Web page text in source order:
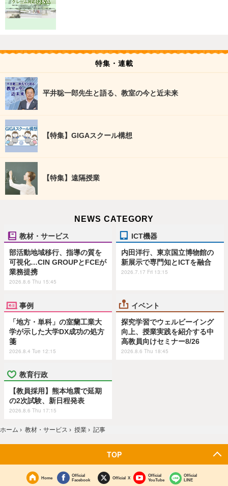
特集・連載
平井聡一郎先生と語る、教室の今と近未来
【特集】GIGAスクール構想
【特集】遠隔授業
NEWS CATEGORY
教材・サービス
部活動地域移行、指導の質を
可視化…CIN GROUPとFCEが
業務提携
2026.8.6 Thu 15:45
ICT機器
内田洋行、東京国立博物館の
新展示で専門知とICTを融合
2026.7.17 Fri 13:15
事例
「地方・単科」の室蘭工業大
学が示した大学DX成功の処方
箋
2026.8.4 Tue 12:15
イベント
探究学習でウェルビーイング
向上、授業実践を紹介する中
高教員向けセミナー8/26
2026.8.6 Thu 18:45
教育行政
【教員採用】熊本地震で延期
の2次試験、新日程発表
2026.8.6 Thu 17:15
ホーム › 教材・サービス › 授業 › 記事
TOP
Home
Official
Facebook
Official X
Official
YouTube
Official
LINE